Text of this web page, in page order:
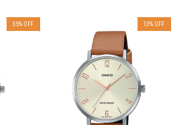
35% OFF 13% OFF